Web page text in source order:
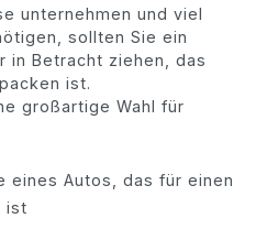
unternehmen und viel
sollten Sie ein
in Betracht ziehen, das
ist.
großartige Wahl für